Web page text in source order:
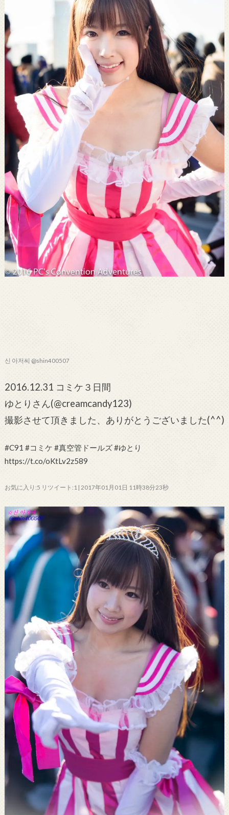
신 아저씨 @shin400507
2016.12.31 コミケ３日間
ゆとりさん(@creamcandy123)
撮影させて頂きました、ありがとうございました(^^)
#C91 #コミケ #真空管ドールズ #ゆとり
https://t.co/oKtLv2z589
お気に入り:5 リツイート:1 | 2017年01月01日 11時38分23秒